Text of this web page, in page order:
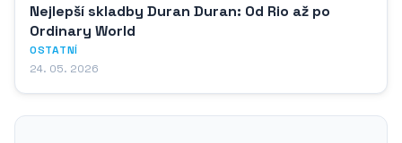
Nejlepší skladby Duran Duran: Od Rio až po
Ordinary World
OSTATNÍ
24. 05. 2026